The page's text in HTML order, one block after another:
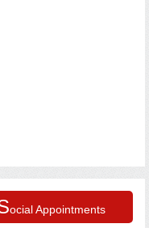
ocial Appointments